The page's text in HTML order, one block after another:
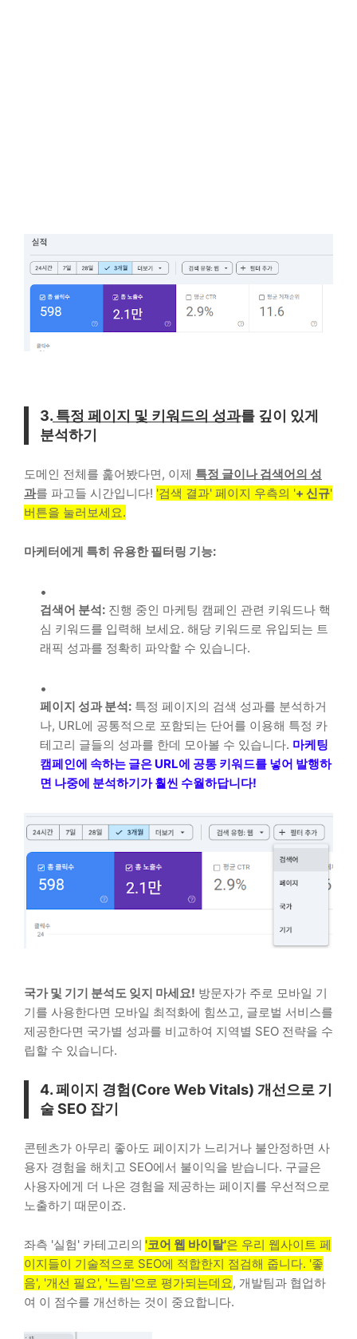
3.특정 페이지 및 키워드의 성과를 깊이 있게
분석하기
도메인 전체를 훑어봤다면, 이제 특정 글이나 검색어의 성
과를 파고들 시간입니다! '검색 결과' 페이지 우측의 '+ 신규'
버튼을 눌러보세요.
마케터에게 특히 유용한 필터링 기능:
검색어 분석: 진행 중인 마케팅 캠페인 관련 키워드나 핵
심 키워드를 입력해 보세요. 해당 키워드로 유입되는 트
래픽 성과를 정확히 파악할 수 있습니다.
페이지 성과 분석: 특정 페이지의 검색 성과를 분석하거
나, URL에 공통적으로 포함되는 단어를 이용해 특정 카
테고리 글들의 성과를 한데 모아볼 수 있습니다. 마케팅
캠페인에 속하는 글은 URL에 공통 키워드를 넣어 발행하
면 나중에 분석하기가 훨씬 수월하답니다!
국가 및 기기 분석도 잊지 마세요! 방문자가 주로 모바일 기
기를 사용한다면 모바일 최적화에 힘쓰고, 글로벌 서비스를
제공한다면 국가별 성과를 비교하여 지역별 SEO 전략을 수
립할 수 있습니다.
4. 페이지 경험(Core Web Vitals) 개선으로 기
술 SEO 잡기
콘텐츠가 아무리 좋아도 페이지가 느리거나 불안정하면 사
용자 경험을 해치고 SEO에서 불이익을 받습니다. 구글은
사용자에게 더 나은 경험을 제공하는 페이지를 우선적으로
노출하기 때문이죠.
좌측 '실험' 카테고리의 '코어 웹 바이탈'은 우리 웹사이트 페
이지들이 기술적으로 SEO에 적합한지 점검해 줍니다. '좋
음', '개선 필요', '느림'으로 평가되는데요, 개발팀과 협업하
여 이 점수를 개선하는 것이 중요합니다.